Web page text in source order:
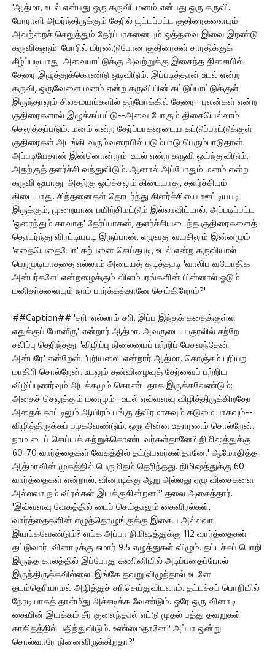
'ஆத்மா, உடல் என்பது ஒரு கருவி. மனம் என்பது ஒரு கருவி.
போராளி அமர்ந்திருக்கும் தேரில் பூட்டப்பட்ட குதிரைகளையும்
அவற்றைச் செலுத்தும் தேர்ப்பாகனையும் ஒத்தவை இவை இரண்டு
கருவிகளும். போரில் மிரண்டுபோன குதிரைகள் சாரதிக்குக்
கீழ்ப்படியாது. அவைபாட்டுக்கு அவற்றுக்கு இசைந்த திசையில்
தேரை இழுத்துக்கொண்டு ஓடிவிடும். இப்படித்தான் உடல் என்ற
கருவி, ஒருவேளை மனம் என்ற கருவியின் கட்டுப்பாட்டுக்குள்
இருந்தாலும் சிலசமயங்களில் தற்போக்கில் தேரை--புலன்கள் என்ற
குதிரைகளால் இழுக்கப்பட்டு--அவை போகும் திசையெல்லாம்
செலுத்தப்படும். மனம் என்ற தேர்ப்பாகனுடைய கட்டுப்பாட்டுக்குள்
குதிரைகள் அடங்கி வரும்வரையில் படும்பாடு பெரும்பாடுதான்.
அப்படியேதான் இன்னொன்றும். உடல் என்ற கருவி ஓய்ந்துவிடும்.
அதற்குத் தளர்ச்சி வந்துவிடும். ஆனால் அப்போதும் மனம் என்ற
கருவி ஓயாது. அதற்கு ஓய்ச்சலும் கிடையாது, தளர்ச்சியும்
கிடையாது. சிந்தனைகள் தொடர்ந்து கிளர்ச்சியை ஊட்டியபடி
இருக்கும், முறையான பயிற்சிமட்டும் இல்லாவிட்டால். அப்படிப்பட்ட
'ஓரைந்தும் காவாத' தேர்ப்பாகன், தளர்ச்சியடைந்த குதிரைகளைத்
தொடர்ந்து விரட்டியபடி இருப்பான். எழுவது வயசிலும் இன்னமும்
'எதையெதையோ' கற்பனை செய்தபடி, உடல் என்ற கருவியால்
பெறமுடியாததை எல்லாம் அடையத் துடித்தபடி 'வாலிப வயோதிக
அன்பர்களே' என்றழைக்கும் விளம்பரங்களின் பின்னால் ஓடும்
மனிதர்களையும் நாம் பார்க்கத்தானே செய்கிறோம்?'
##Caption## 'சரி. எல்லாம் சரி. இப்ப இந்தக் கதைக்குள்ள
எதுக்குப் போனீரு' என்றார் ஆத்மா. அவருடைய குரலில் சற்றே
சலிப்பு தெரிந்தது. 'விழிப்பு நிலையைப் பற்றிப் பேசவந்தேன்
அன்பரே' என்றேன். 'புரியலை' என்றார் ஆத்மா. கொஞ்சம் புரியற
மாதிரி சொல்றேன். உடலும் தன்விழைவுத் தேர்வைப் பற்றிய
விழிப்புணர்வும் அடக்கமும் கொண்டதாக இருக்கவேண்டும்;
அதைச் செலுத்தும் மனமும்--உடல் எவ்வளவு விழித்திருக்கிறதோ
அதைக் காட்டிலும் ஆயிரம் பங்கு தீவிரமாகவும் கடுமையாகவும்--
விழித்திருக்கப் பழகவேண்டும். ஒரு சின்ன உதாரணம் சொல்றேன்.
நாம டைப் செய்யக் கற்றுக்கொண்டவர்கள்தானே? நிமிஷத்துக்கு
60-70 வார்த்தைகள் வேகத்தில் தட்டுபவர்கள்தானே.' ஆமோதித்த
ஆத்மாவின் முகத்தில் பெருமிதம் தெரிந்தது. நிமிஷத்துக்கு 60
வார்த்தைகள் என்றால், வினாடிக்கு ஆறு அல்லது ஏழு விசைகளை
அல்லவா நம் விரல்கள் இயக்குகின்றன?' தலை அசைத்தார்.
'இவ்வளவு வேகத்தில் டைப் செய்தாலும் கைவிரல்கள்,
வார்த்தைகளின் எழுத்தொழுங்குக்கு இசைய அல்லவா
இயங்கவேண்டும்? எங்க அப்பா நிமிஷத்துக்கு 112 வார்த்தைகள்
தட்டுவார். வினாடிக்கு சுமார் 9.5 எழுத்துகள் விழும். தட்டச்சுப் பொறி
இருந்த காலத்தில் இப்போது கணினியில் அடிப்பதைப்போல்
இருந்திருக்கவில்லை. இங்கே தவறு விழுந்தால் உடனே
தடம்தெரியாமல் அழித்துச் சரிசெய்துவிடலாம். தட்டச்சுப் பொறியில்
நேரடியாகத் தாள்மீது அச்சடிக்க வேண்டும். ஒரே ஒரு வினாடி
கையின் இயக்கம் சீர் குலைந்தால் எட்டு முதல் பத்து தவறுகள்
காகிதத்தில் பதிந்துவிடும். உண்மைதானே? அப்பா ஒன்று
சொல்வாரே நினைவிருக்கிறதா?'